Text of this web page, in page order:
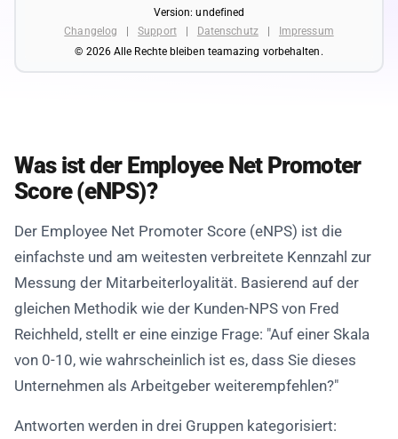
Was ist der Employee Net Promoter
Score (eNPS)?
Der Employee Net Promoter Score (eNPS) ist die
einfachste und am weitesten verbreitete Kennzahl zur
Messung der Mitarbeiterloyalität. Basierend auf der
gleichen Methodik wie der Kunden-NPS von Fred
Reichheld, stellt er eine einzige Frage: Auf einer Skala
von 0-10, wie wahrscheinlich ist es, dass Sie dieses
Unternehmen als Arbeitgeber weiterempfehlen?
Antworten werden in drei Gruppen kategorisiert: